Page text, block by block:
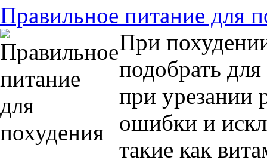
Правильное питание для
При
подобрать
при урезании
ошибки и
такие как